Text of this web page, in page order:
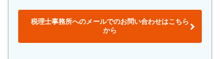
税理士事務所へのメールでのお問い合わせはこちら
から